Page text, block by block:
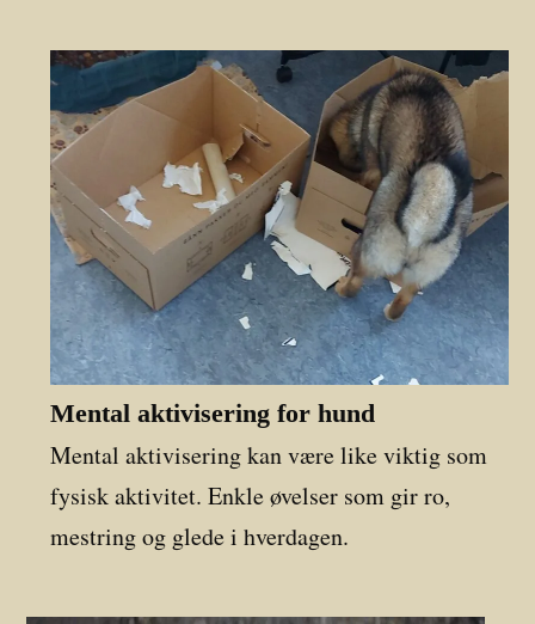
Mental aktivisering for hund
Mental aktivisering kan være like viktig som
fysisk aktivitet. Enkle øvelser som gir ro,
mestring og glede i hverdagen.